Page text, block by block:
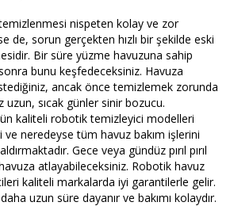
nispeten kolay ve zor
de, sorun gerçekten hızlı bir şekilde eski
Bir süre yüzme havuzuna sahip
bunu keşfedeceksiniz. Havuza
ancak önce temizlemek zorunda
uzun, sıcak günler sinir bozucu.
kaliteli robotik temizleyici modelleri
ve neredeyse tüm havuz bakım işlerini
Gece veya gündüz pırıl pırıl
atlayabileceksiniz. Robotik havuz
kaliteli markalarda iyi garantilerle gelir.
uzun süre dayanır ve bakımı kolaydır.